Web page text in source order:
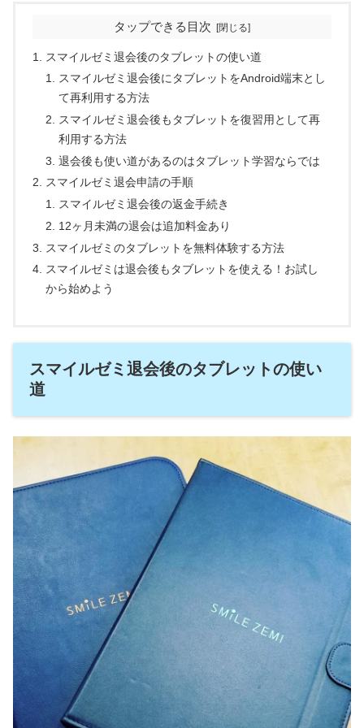
タップできる目次
スマイルゼミ退会後のタブレットの使い道
スマイルゼミ退会後にタブレットをAndroid端末とし
て再利用する方法
スマイルゼミ退会後もタブレットを復習用として再
利用する方法
退会後も使い道があるのはタブレット学習ならでは
スマイルゼミ退会申請の手順
スマイルゼミ退会後の返金手続き
12ヶ月未満の退会は追加料金あり
スマイルゼミのタブレットを無料体験する方法
スマイルゼミは退会後もタブレットを使える！お試し
から始めよう
スマイルゼミ退会後のタブレットの使い
道